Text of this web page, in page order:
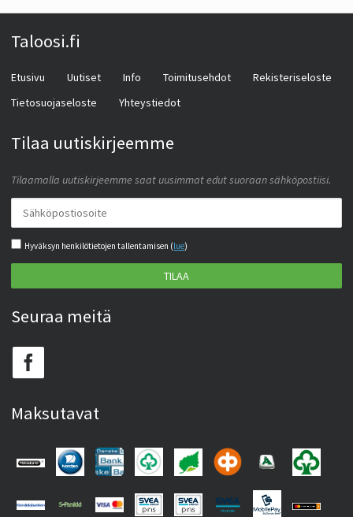
Taloosi.fi
Etusivu Uutiset Info Toimitusehdot
Rekisteriseloste
Tietosuojaseloste
Yhteystiedot
Tilaa uutiskirjeemme
Tilaamalla uutiskirjeemme saat uusimmat edut suoraan sähköpostiisi.
Hyväksyn henkilötietojen tallentamisen (lue)
TILAA
Seuraa meitä
Maksutavat